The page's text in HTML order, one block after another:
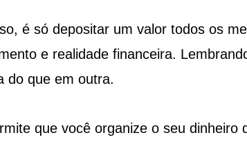
é só depositar um valor todos os
e realidade financeira.
do que em outra.
que você organize o seu